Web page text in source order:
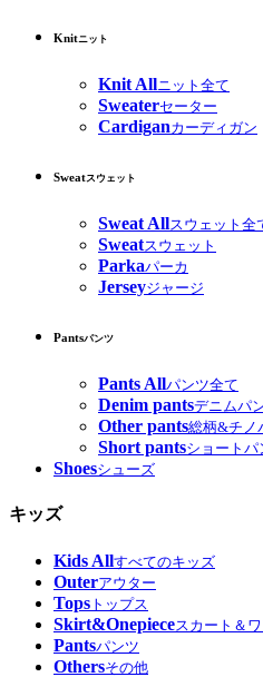
Knitニット
Knit Allニット全て
Sweaterセーター
Cardiganカーディガン
Sweatスウェット
Sweat Allスウェット全
Sweatスウェット
Parkaパーカ
Jerseyジャージ
Pantsパンツ
Pants Allパンツ全て
Denim pantsデニムパ
Other pants総柄&チノ
Short pantsショートパ
Shoesシューズ
キッズ
Kids Allすべてのキッズ
Outerアウター
Tops トップス
Skirt&Onepieceスカート＆
Pantsパンツ
Othersその他